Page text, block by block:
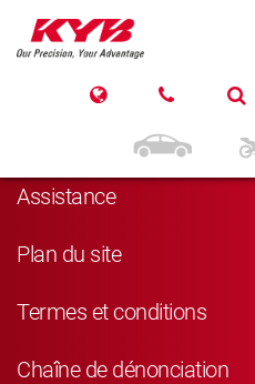
Navigation
Assistance
Plan du site
Termes et conditions
Chaîne de dénonciation